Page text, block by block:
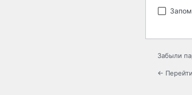
Забыли
←